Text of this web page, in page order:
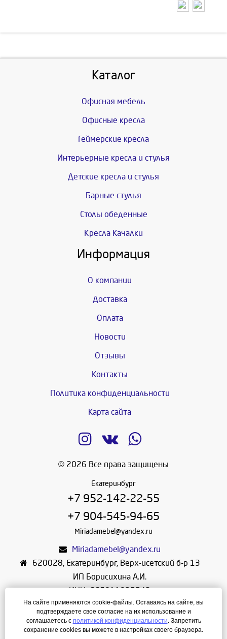
Каталог
Офисная мебель
Офисные кресла
Геймерские кресла
Интерьерные кресла и стулья
Детские кресла и стулья
Барные стулья
Столы обеденные
Кресла Качалки
Информация
О компании
Доставка
Оплата
Новости
Отзывы
Контакты
Политика конфиденциальности
Карта сайта
© 2026 Все права защищены
Екатеринбург
+7 952-142-22-55
+7 904-545-94-65
Miriadamebel@yandex.ru
Miriadamebel@yandex.ru
620028, Екатеринбург, Верх-исетский б-р 13
ИП Борисихина А.И.
ИНН: 665811825542
ОГРНИП: 312665804600057
Режим работы: Ежедневно с 10-30 до 19-30
На сайте применяются cookie-файлы. Оставаясь на сайте, вы
подтверждаете свое согласие на их использование и
соглашаетесь с политикой конфиденциальности. Запретить
сохранение cookies вы можете в настройках своего браузера.